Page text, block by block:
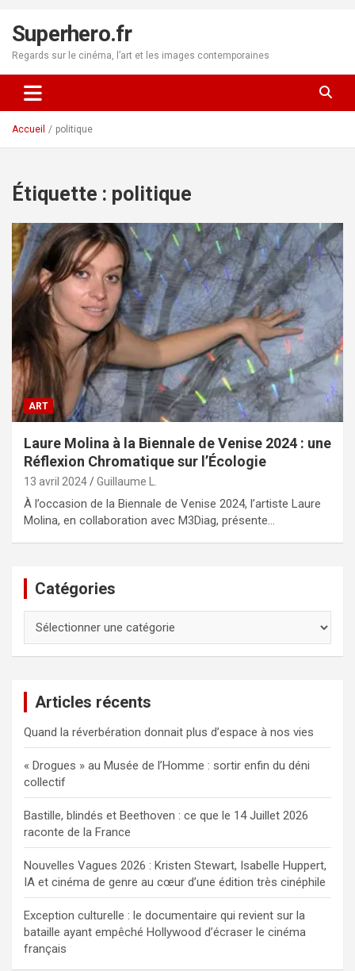
contenu
Superhero.fr
Regards sur le cinéma, l’art et les images contemporaines
Accueil politique
Étiquette : politique
ART
Laure Molina à la Biennale de Venise 2024 : une
Réflexion Chromatique sur l’Écologie
13 avril 2024 Guillaume L.
À l’occasion de la Biennale de Venise 2024, l’artiste Laure
Molina, en collaboration avec M3Diag, présente…
Catégories
Articles récents
Quand la réverbération donnait plus d’espace à nos vies
« Drogues » au Musée de l’Homme : sortir enfin du déni
collectif
Bastille, blindés et Beethoven : ce que le 14 Juillet 2026
raconte de la France
Nouvelles Vagues 2026 : Kristen Stewart, Isabelle Huppert,
IA et cinéma de genre au cœur d’une édition très cinéphile
Exception culturelle : le documentaire qui revient sur la
bataille ayant empêché Hollywood d’écraser le cinéma
français